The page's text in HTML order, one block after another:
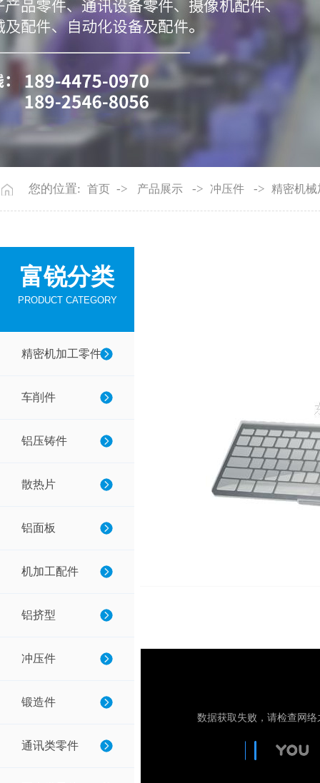
您的位置: 首页 -> 产品展示 -> 冲压件 -> 精密机
富锐分类
PRODUCT CATEGORY
精密机加工零件
车削件
铝压铸件
散热片
铝面板
机加工配件
铝挤型
冲压件
锻造件
通讯类零件